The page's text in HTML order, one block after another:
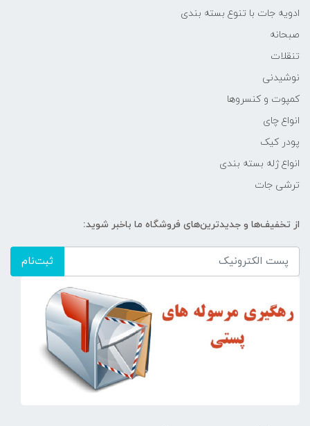
ادویه جات با تنوع بسته بندی
صبحانه
تنقلات
نوشیدنی
کمپوت و کنسروها
انواع چای
پودر کیک
انواع ژله بسته بندی
ترشی جات
از تخفیف‌ها و جدیدترین‌های فروشگاه ما باخبر شوید:
ثبت‌نام